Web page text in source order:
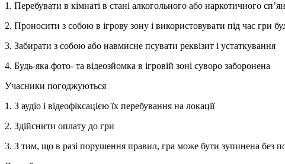
1. Перебувати в кімнаті в стані алкогольного або наркотичного
2. Проносити з собою в ігрову зону і використовувати під час гри
3. Забирати з собою або навмисне псувати реквізит і устаткування
4. Будь-яка фото- та відеозйомка в ігровій зоні суворо заборонена
Учасники погоджуються
1. З аудіо і відеофіксацією їх перебування на локації
2. Здійснити оплату до гри
3. З тим, що в разі порушення правил, гра може бути зупинена без